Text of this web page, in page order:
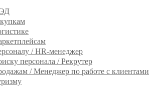
/ HR-менеджер
персонала / Рекрутер
/ Менеджер по работе с клиентами